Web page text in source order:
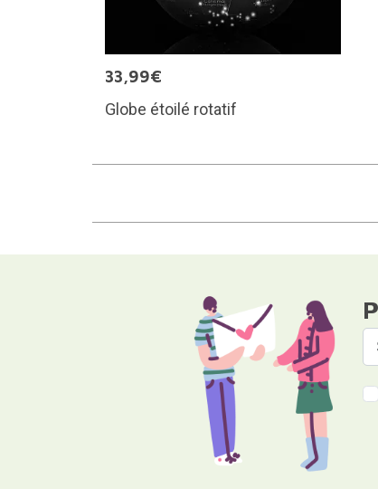
33,99€
Globe étoilé rotatif